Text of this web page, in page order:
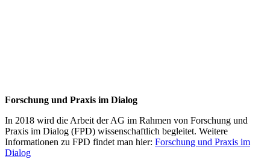
Forschung und Praxis im Dialog
In 2018 wird die Arbeit der AG im Rahmen von Forschung und
Praxis im Dialog (FPD) wissenschaftlich begleitet. Weitere
Informationen zu FPD findet man hier: Forschung und Praxis im
Dialog